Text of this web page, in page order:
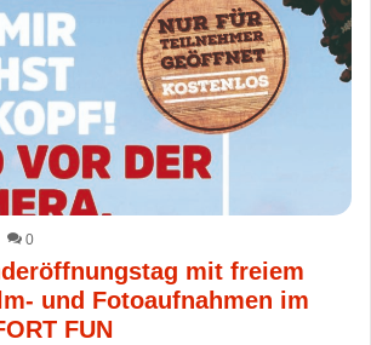
0
mit freiem
und Fotoaufnahmen im
FUN